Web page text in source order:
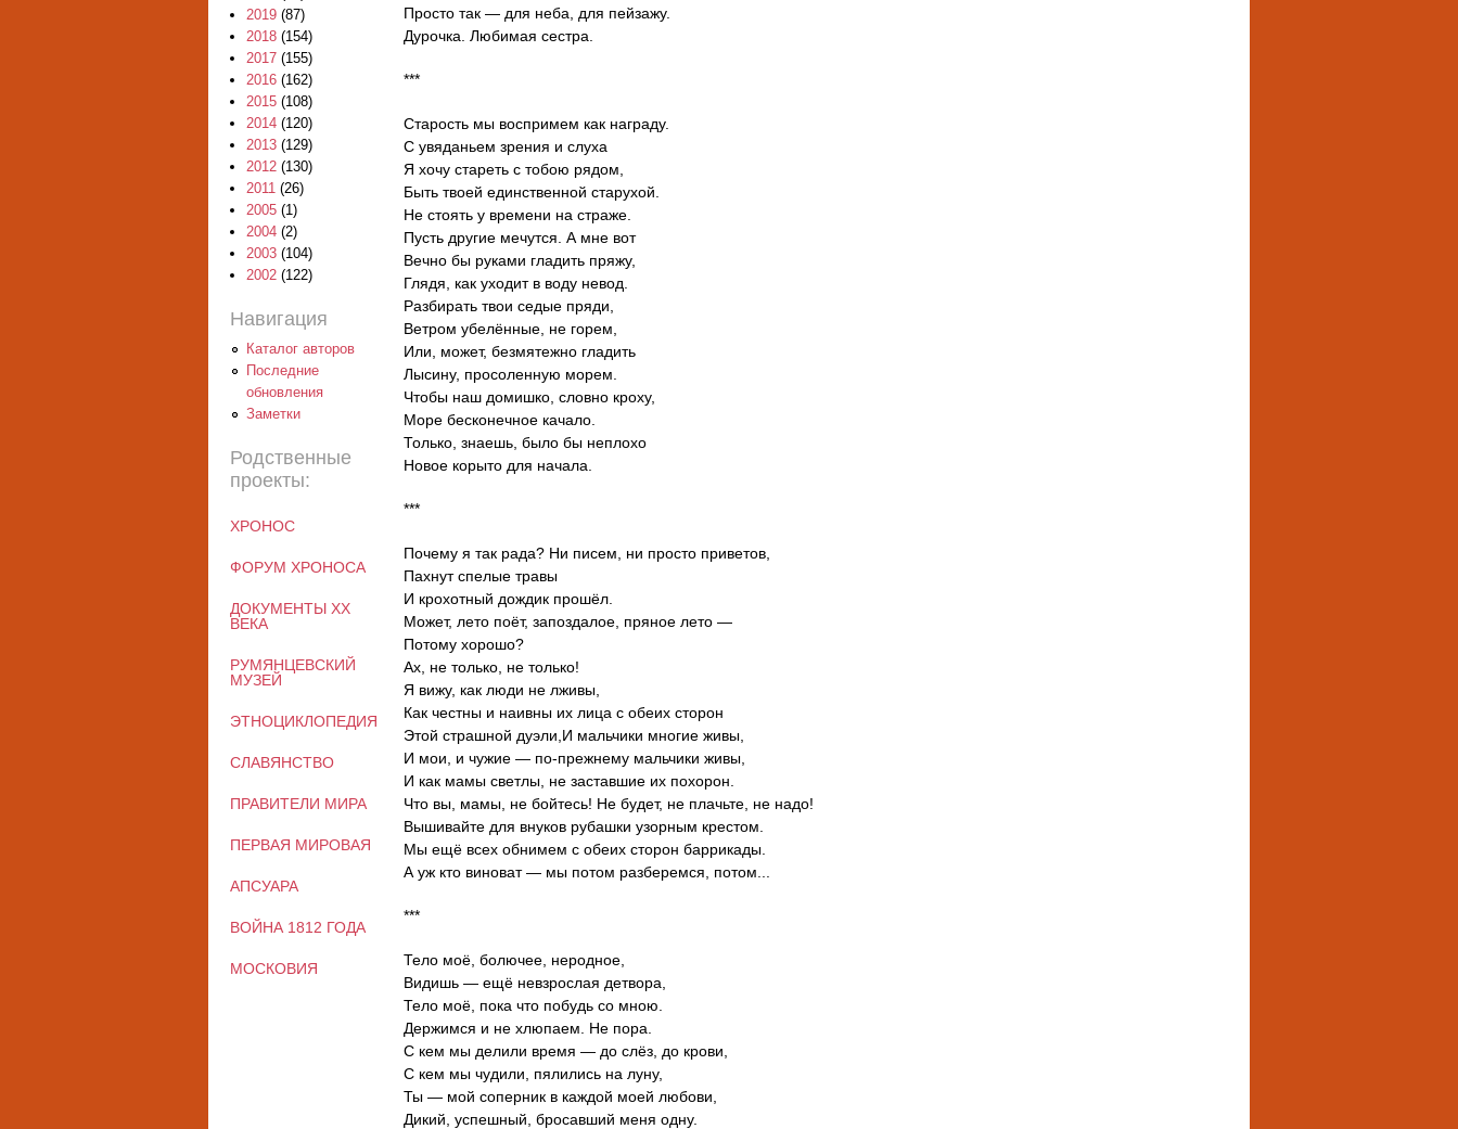
Просто так — для неба, для пейзажу.
Дурочка. Любимая сестра.
***
Старость мы воспримем как награду.
С увяданьем зрения и слуха
Я хочу стареть с тобою рядом,
Быть твоей единственной старухой.
Не стоять у времени на страже.
Пусть другие мечутся. А мне вот
Вечно бы руками гладить пряжу,
Глядя, как уходит в воду невод.
Разбирать твои седые пряди,
Ветром убелённые, не горем,
Или, может, безмятежно гладить
Лысину, просоленную морем.
Чтобы наш домишко, словно кроху,
Море бесконечное качало.
Только, знаешь, было бы неплохо
Новое корыто для начала.
***
Почему я так рада? Ни писем, ни просто приветов,
Пахнут спелые травы
И крохотный дождик прошёл.
Может, лето поёт, запоздалое, пряное лето —
Потому хорошо?
Ах, не только, не только!
Я вижу, как люди не лживы,
Как честны и наивны их лица с обеих сторон
Этой страшной дуэли,И мальчики многие живы,
И мои, и чужие — по-прежнему мальчики живы,
И как мамы светлы, не заставшие их похорон.
Что вы, мамы, не бойтесь! Не будет, не плачьте, не надо!
Вышивайте для внуков рубашки узорным крестом.
Мы ещё всех обнимем с обеих сторон баррикады.
А уж кто виноват — мы потом разберемся, потом...
***
Тело моё, болючее, неродное,
Видишь — ещё невзрослая детвора,
Тело моё, пока что побудь со мною.
Держимся и не хлюпаем. Не пора.
С кем мы делили время — до слёз, до крови,
С кем мы чудили, пялились на луну,
Ты — мой соперник в каждой моей любови,
Дикий, успешный, бросавший меня одну.
2019 (87)
2018 (154)
2017 (155)
2016 (162)
2015 (108)
2014 (120)
2013 (129)
2012 (130)
2011 (26)
2005 (1)
2004 (2)
2003 (104)
2002 (122)
Навигация
Каталог авторов
Последние
обновления
Заметки
Родственные
проекты:
ХРОНОС
ФОРУМ ХРОНОСА
ДОКУМЕНТЫ XX
ВЕКА
РУМЯНЦЕВСКИЙ
МУЗЕЙ
ЭТНОЦИКЛОПЕДИЯ
СЛАВЯНСТВО
ПРАВИТЕЛИ МИРА
ПЕРВАЯ МИРОВАЯ
АПСУАРА
ВОЙНА 1812 ГОДА
МОСКОВИЯ